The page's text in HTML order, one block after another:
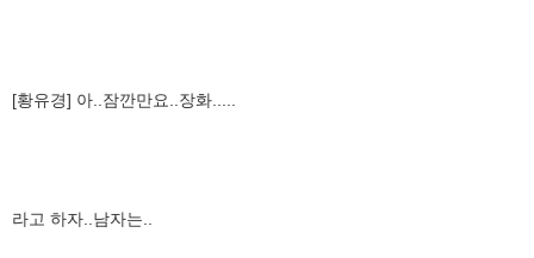
[황유경] 아..잠깐만요..장화.....
라고 하자..남자는..